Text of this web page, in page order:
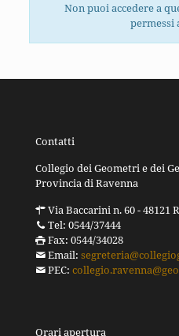
Non puoi accedere a
permessi
Contatti
Collegio dei Geometri e dei
Provincia di Ravenna
Via Baccarini n. 60 - 48121
Tel: 0544/37444
Fax: 0544/34028
Email:
PEC:
Orari apertura